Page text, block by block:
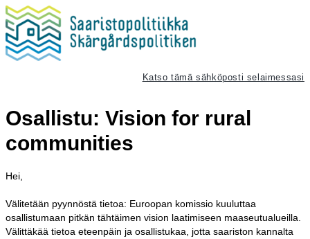
Katso tämä sähköposti selaimessasi
Osallistu: Vision for rural
communities
Hei,
Välitetään pyynnöstä tietoa: Euroopan komissio kuuluttaa
osallistumaan pitkän tähtäimen vision laatimiseen maaseutualueilla.
Välittäkää tietoa eteenpäin ja osallistukaa, jotta saariston kannalta